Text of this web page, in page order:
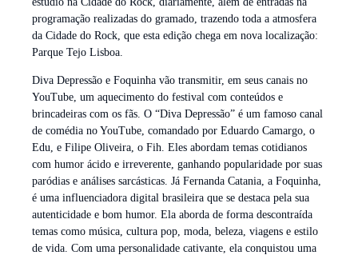
programação realizadas do gramado, trazendo toda a atmosfera
da Cidade do Rock, que esta edição chega em nova localização:
Parque Tejo Lisboa.
Diva Depressão e Foquinha vão transmitir, em seus canais no
YouTube, um aquecimento do festival com conteúdos e
brincadeiras com os fãs. O “Diva Depressão” é um famoso canal
de comédia no YouTube, comandado por Eduardo Camargo, o
Edu, e Filipe Oliveira, o Fih. Eles abordam temas cotidianos
com humor ácido e irreverente, ganhando popularidade por suas
paródias e análises sarcásticas. Já Fernanda Catania, a Foquinha,
é uma influenciadora digital brasileira que se destaca pela sua
autenticidade e bom humor. Ela aborda de forma descontraída
temas como música, cultura pop, moda, beleza, viagens e estilo
de vida. Com uma personalidade cativante, ela conquistou uma